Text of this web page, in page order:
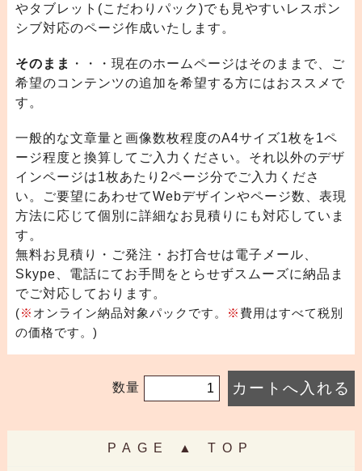
やタブレット(こだわりパック)でも見やすいレスポン
シブ対応のページ作成いたします。
そのまま
・・・現在のホームページはそのままで、ご
希望のコンテンツの追加を希望する方にはおススメで
す。
一般的な文章量と画像数枚程度のA4サイズ1枚を1ペ
ージ程度と換算してご入力ください。それ以外のデザ
インページは1枚あたり2ページ分でご入力くださ
い。ご要望にあわせてWebデザインやページ数、表現
方法に応じて個別に詳細なお見積りにも対応していま
す。
無料お見積り・ご発注・お打合せは電子メール、
Skype、電話にてお手間をとらせずスムーズに納品ま
でご対応しております。
(※ オンライン納品対象パックです。 ※ 費用はすべて税別
の価格です。)
数量
PAGE ▲ TOP